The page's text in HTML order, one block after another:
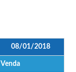
08/01/2018
Venda